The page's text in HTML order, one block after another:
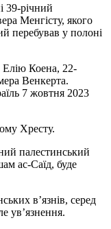
39-річний
Менгісту, якого
перебував у полоні
Елію Коена, 22-
Венкерта.
7 жовтня 2023
Хресту.
палестинський
ас-Саїд, буде
в’язнів, серед
ув’язнення.